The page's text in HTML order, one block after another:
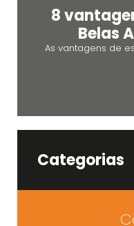
Categorias
8
Belas
As vantagens de